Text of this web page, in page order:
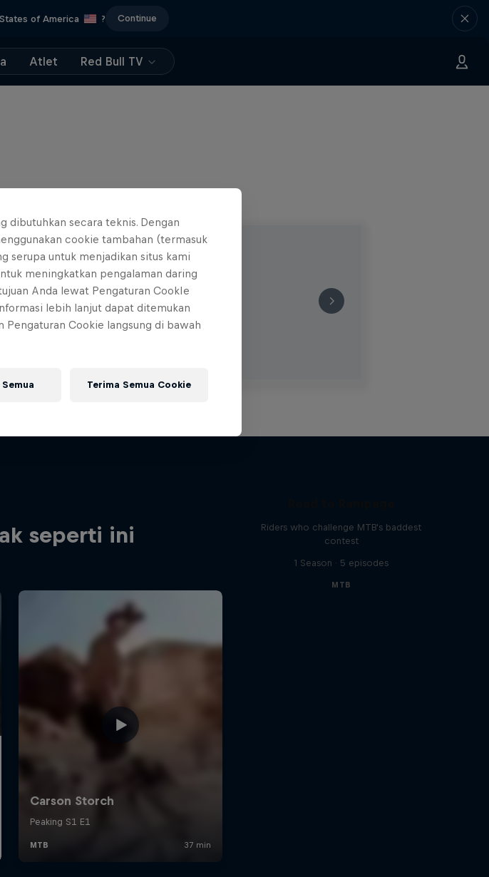
of America ? Continue
Atlet Red Bull TV
two-wheel films, shows …
seperti ini
Riders who challenge MTB's baddest
contest
1 Season · 5 episodes
MTB
dibutuhkan secara teknis. Dengan
cookie tambahan (termasuk
serupa untuk menjadikan situs kami
meningkatkan pengalaman daring
Anda lewat Pengaturan CookIe
lebih lanjut dapat ditemukan
Pengaturan Cookie langsung di bawah
Terima Semua Cookie